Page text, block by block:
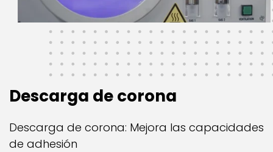
Descarga de corona
Descarga de corona: Mejora las capacidades
de adhesión